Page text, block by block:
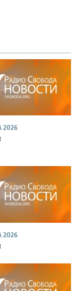
2026
2026